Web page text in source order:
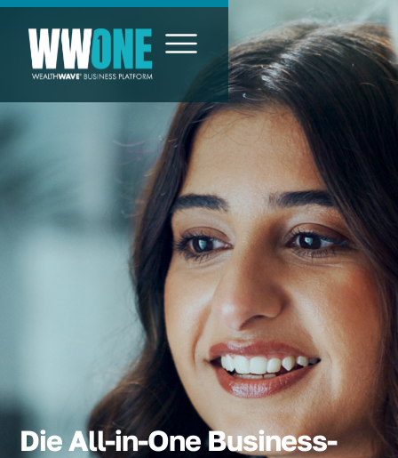
Die All-in-One Business-